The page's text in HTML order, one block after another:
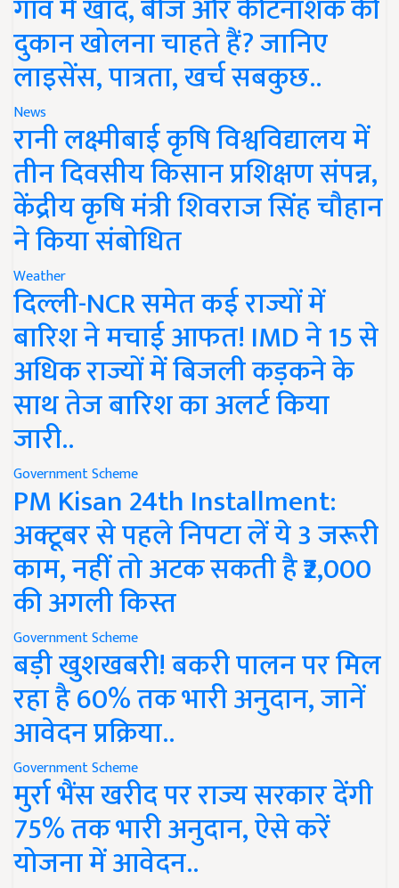
गांव में खाद, बीज और कीटनाशक की
दुकान खोलना चाहते हैं? जानिए
लाइसेंस, पात्रता, खर्च सबकुछ..
News
रानी लक्ष्मीबाई कृषि विश्वविद्यालय में
तीन दिवसीय किसान प्रशिक्षण संपन्न,
केंद्रीय कृषि मंत्री शिवराज सिंह चौहान
ने किया संबोधित
Weather
दिल्ली-NCR समेत कई राज्यों में
बारिश ने मचाई आफत! IMD ने 15 से
अधिक राज्यों में बिजली कड़कने के
साथ तेज बारिश का अलर्ट किया
जारी..
Government Scheme
PM Kisan 24th Installment:
अक्टूबर से पहले निपटा लें ये 3 जरूरी
काम, नहीं तो अटक सकती है ₹2,000
की अगली किस्त
Government Scheme
बड़ी खुशखबरी! बकरी पालन पर मिल
रहा है 60% तक भारी अनुदान, जानें
आवेदन प्रक्रिया..
Government Scheme
मुर्रा भैंस खरीद पर राज्य सरकार देंगी
75% तक भारी अनुदान, ऐसे करें
योजना में आवेदन..